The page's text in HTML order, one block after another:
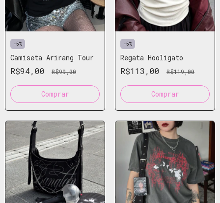
-5%
Camiseta Arirang Tour
R$94,00 R$99,00
Comprar
-5%
Regata Hooligato
R$113,00 R$119,00
Comprar